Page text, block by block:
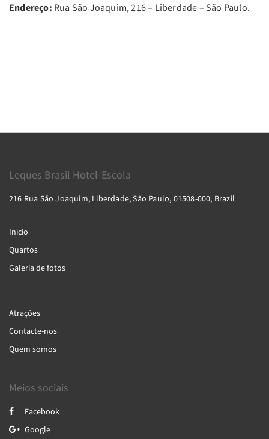
Endereço: Rua São Joaquim, 216 – Liberdade – São Paulo.
Leques Brasil Hotel-Escola
216 Rua São Joaquim, Liberdade, São Paulo, 01508-000, Brazil
Início
Quartos
Galeria de fotos
Atrações
Contacte-nos
Quem somos
Meios sociais
Facebook
Google